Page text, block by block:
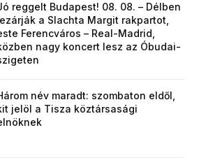
reggelt Budapest! 08. 08. – Délben
a Slachta Margit rakpartot,
Ferencváros – Real-Madrid,
nagy koncert lesz az Óbudai-
név maradt: szombaton eldől,
jelöl a Tisza köztársasági